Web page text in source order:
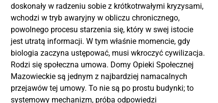
doskonały w radzeniu sobie z krótkotrwałymi kryzysami,
wchodzi w tryb awaryjny w obliczu chronicznego,
powolnego procesu starzenia się, który w swej istocie
jest utratą informacji. W tym właśnie momencie, gdy
biologia zaczyna ustępować, musi wkroczyć cywilizacja.
Rodzi się społeczna umowa. Domy Opieki Społecznej
Mazowieckie są jednym z najbardziej namacalnych
przejawów tej umowy. To nie są po prostu budynki; to
systemowy mechanizm, próba odpowiedzi